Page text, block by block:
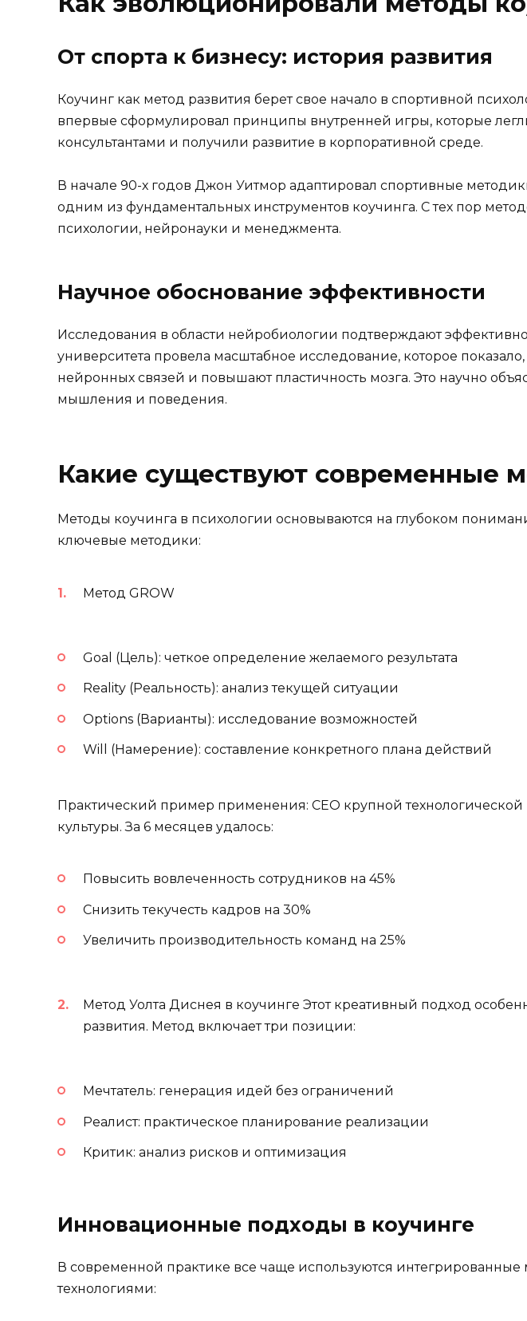
От спорта к бизнесу: история развития
Коучинг как метод развития берет свое начало в спортивной
впервые сформулировал принципы внутренней игры, которые
консультантами и получили развитие в корпоративной среде.
В начале 90-х годов Джон Уитмор адаптировал спортивные
одним из фундаментальных инструментов коучинга. С тех пор
психологии, нейронауки и менеджмента.
Научное обоснование эффективности
Исследования в области нейробиологии подтверждают
университета провела масштабное исследование, которое
нейронных связей и повышают пластичность мозга. Это научно
мышления и поведения.
Какие существуют современные
Методы коучинга в психологии основываются на глубоком
ключевые методики:
Метод GROW
Goal (Цель): четкое определение желаемого результата
Reality (Реальность): анализ текущей ситуации
Options (Варианты): исследование возможностей
Will (Намерение): составление конкретного плана действий
Практический пример применения: CEO крупной
культуры. За 6 месяцев удалось:
Повысить вовлеченность сотрудников на 45%
Снизить текучесть кадров на 30%
Увеличить производительность команд на 25%
Метод Уолта Диснея в коучинге Этот креативный подход
развития. Метод включает три позиции:
Мечтатель: генерация идей без ограничений
Реалист: практическое планирование реализации
Критик: анализ рисков и оптимизация
Инновационные подходы в коучинге
В современной практике все чаще используются
технологиями: